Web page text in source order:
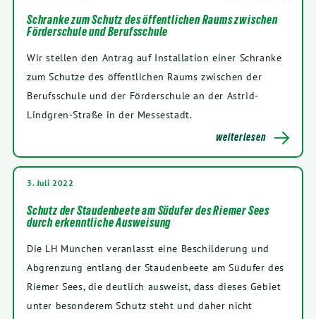
Schranke zum Schutz des öffentlichen Raums zwischen
Förderschule und Berufsschule
Wir stellen den Antrag auf Installation einer Schranke
zum Schutze des öffentlichen Raums zwischen der
Berufsschule und der Förderschule an der Astrid-
Lindgren-Straße in der Messestadt.
weiterlesen
3. Juli 2022
Schutz der Staudenbeete am Südufer des Riemer Sees
durch erkenntliche Ausweisung
Die LH München veranlasst eine Beschilderung und
Abgrenzung entlang der Staudenbeete am Südufer des
Riemer Sees, die deutlich ausweist, dass dieses Gebiet
unter besonderem Schutz steht und daher nicht